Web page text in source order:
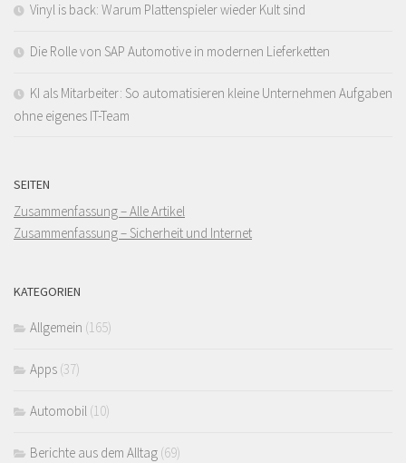
Vinyl is back: Warum Plattenspieler wieder Kult sind
Die Rolle von SAP Automotive in modernen Lieferketten
KI als Mitarbeiter: So automatisieren kleine Unternehmen Aufgaben
ohne eigenes IT-Team
SEITEN
Zusammenfassung – Alle Artikel
Zusammenfassung – Sicherheit und Internet
KATEGORIEN
Allgemein (165)
Apps (37)
Automobil (10)
Berichte aus dem Alltag (69)